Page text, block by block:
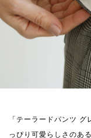
「テーラードパンツ
っぴり可愛らしさのあ